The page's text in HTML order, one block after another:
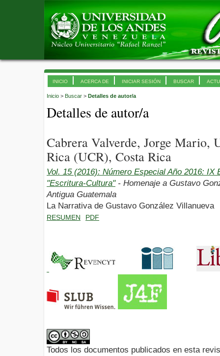
INICIO ACERCA DE INICIAR SESIÓN BUSCAR
Inicio > Buscar > Detalles de autor/a
Detalles de autor/a
Cabrera Valverde, Jorge Mario,
Rica (UCR), Costa Rica
Vol. 15 (2016): Número Especial Año 2016: IX
"Escritura-Cultura"- Homenaje a Gustavo
Antigua Guatemala
La Narrativa de Gustavo González Villanueva
RESUMEN PDF
Todos los documentos publicados en esta